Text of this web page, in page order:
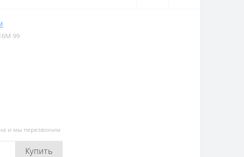
99
и мы перезвоним
Купить